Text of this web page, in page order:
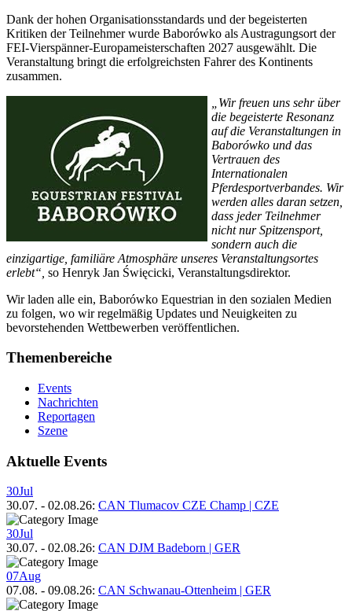
Dank der hohen Organisationsstandards und der begeisterten
Kritiken der Teilnehmer wurde Baborówko als Austragungsort der
FEI-Vierspänner-Europameisterschaften 2027 ausgewählt. Die
Veranstaltung bringt die erfolgreichsten Fahrer des Kontinents
zusammen.
„Wir freuen uns sehr über
die begeisterte Resonanz
auf die Veranstaltungen in
Baborówko und das
Vertrauen des
Internationalen
Pferdesportverbandes. Wir
werden alles daran setzen,
dass jeder Teilnehmer
nicht nur Spitzensport,
sondern auch die
einzigartige, familiäre Atmosphäre unseres Veranstaltungsortes
erlebt“, so Henryk Jan Święcicki, Veranstaltungsdirektor.
Wir laden alle ein, Baborówko Equestrian in den sozialen Medien
zu folgen, wo wir regelmäßig Updates und Neuigkeiten zu
bevorstehenden Wettbewerben veröffentlichen.
Themenbereiche
Events
Nachrichten
Reportagen
Szene
Aktuelle Events
30Jul
30.07. - 02.08.26: CAN Tlumacov CZE Champ | CZE
30Jul
30.07. - 02.08.26: CAN DJM Badeborn | GER
07Aug
07.08. - 09.08.26: CAN Schwanau-Ottenheim | GER